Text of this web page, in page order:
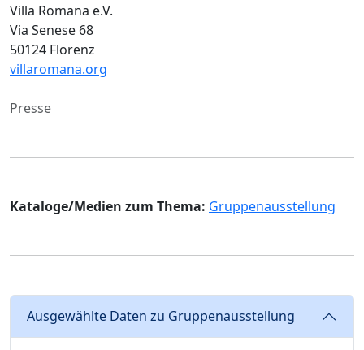
Villa Romana e.V.
Via Senese 68
50124 Florenz
villaromana.org
Presse
Kataloge/Medien zum Thema: Gruppenausstellung
Ausgewählte Daten zu Gruppenausstellung